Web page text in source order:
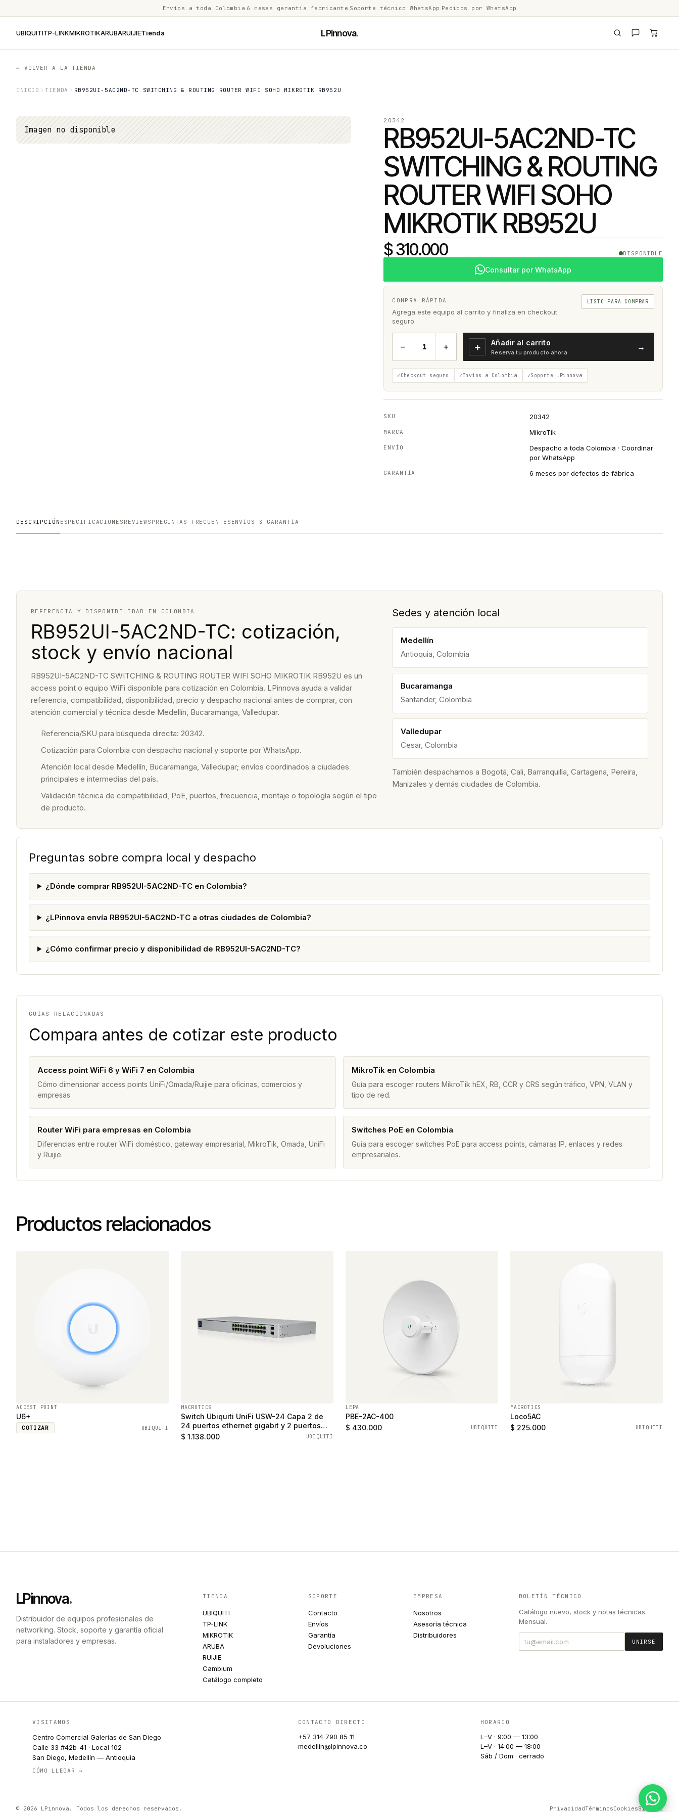
Envíos a toda Colombia 6 meses garantía fabricante Soporte técnico WhatsApp Pedidos por WhatsApp
UBIQUITITP-LINKMIKROTIKARUBARUIJIETienda LPinnova.
← VOLVER A LA TIENDA
INICIO TIENDA RB952UI-5AC2ND-TC SWITCHING & ROUTING ROUTER WIFI SOHO MIKROTIK RB952U
Imagen no disponible
20342
RB952UI-5AC2ND-TC
SWITCHING & ROUTING
ROUTER WIFI SOHO
MIKROTIK RB952U
$ 310.000 DISPONIBLE
Consultar por WhatsApp
COMPRA RÁPIDA
Agrega este equipo al carrito y finaliza en checkout
seguro.
LISTO PARA COMPRAR
− + ＋ Añadir al carrito
Reserva tu producto ahora
→
Checkout seguro Envíos a Colombia Soporte LPinnova
SKU 20342
MARCA MikroTik
ENVÍO
Despacho a toda Colombia · Coordinar
por WhatsApp
GARANTÍA 6 meses por defectos de fábrica
DESCRIPCIÓN ESPECIFICACIONES REVIEWS PREGUNTAS FRECUENTES ENVÍOS & GARANTÍA
REFERENCIA Y DISPONIBILIDAD EN COLOMBIA
RB952UI-5AC2ND-TC: cotización,
stock y envío nacional
RB952UI-5AC2ND-TC SWITCHING & ROUTING ROUTER WIFI SOHO MIKROTIK RB952U es un
access point o equipo WiFi disponible para cotización en Colombia. LPinnova ayuda a validar
referencia, compatibilidad, disponibilidad, precio y despacho nacional antes de comprar, con
atención comercial y técnica desde Medellín, Bucaramanga, Valledupar.
Referencia/SKU para búsqueda directa: 20342.
Cotización para Colombia con despacho nacional y soporte por WhatsApp.
Atención local desde Medellín, Bucaramanga, Valledupar; envíos coordinados a ciudades
principales e intermedias del país.
Validación técnica de compatibilidad, PoE, puertos, frecuencia, montaje o topología según el tipo
de producto.
Sedes y atención local
Medellín
Antioquia, Colombia
Bucaramanga
Santander, Colombia
Valledupar
Cesar, Colombia
También despachamos a Bogotá, Cali, Barranquilla, Cartagena, Pereira,
Manizales y demás ciudades de Colombia.
Preguntas sobre compra local y despacho
¿Dónde comprar RB952UI-5AC2ND-TC en Colombia?
¿LPinnova envía RB952UI-5AC2ND-TC a otras ciudades de Colombia?
¿Cómo confirmar precio y disponibilidad de RB952UI-5AC2ND-TC?
GUÍAS RELACIONADAS
Compara antes de cotizar este producto
Access point WiFi 6 y WiFi 7 en Colombia
Cómo dimensionar access points UniFi/Omada/Ruijie para oficinas, comercios y
empresas.
MikroTik en Colombia
Guía para escoger routers MikroTik hEX, RB, CCR y CRS según tráfico, VPN, VLAN y
tipo de red.
Router WiFi para empresas en Colombia
Diferencias entre router WiFi doméstico, gateway empresarial, MikroTik, Omada, UniFi
y Ruijie.
Switches PoE en Colombia
Guía para escoger switches PoE para access points, cámaras IP, enlaces y redes
empresariales.
Productos relacionados
ACCEST POINT
U6+
COTIZAR UBIQUITI
MACROTICS
Switch Ubiquiti UniFi USW-24 Capa 2 de
24 puertos ethernet gigabit y 2 puertos
SFP
$ 1.138.000 UBIQUITI
LEPA
PBE-2AC-400
$ 430.000
UBIQUITI
MACROTICS
Loco5AC
$ 225.000
UBIQUITI
LPinnova.
Distribuidor de equipos profesionales de
networking. Stock, soporte y garantía oficial
para instaladores y empresas.
TIENDA
UBIQUITI
TP-LINK
MIKROTIK
ARUBA
RUIJIE
Cambium
Catálogo completo
SOPORTE
Contacto
Envíos
Garantía
Devoluciones
EMPRESA
Nosotros
Asesoría técnica
Distribuidores
BOLETÍN TÉCNICO
Catálogo nuevo, stock y notas técnicas.
Mensual.
UNIRSE
VISITANOS
Centro Comercial Galerias de San Diego
Calle 33 #42b-41 · Local 102
San Diego, Medellín — Antioquia
CÓMO LLEGAR →
CONTACTO DIRECTO
+57 314 790 85 11
medellin@lpinnova.co
HORARIO
L–V · 9:00 — 13:00
L–V · 14:00 — 18:00
Sáb / Dom · cerrado
© 2026 LPinnova. Todos los derechos reservados. PrivacidadTérminosCookiesSitemap